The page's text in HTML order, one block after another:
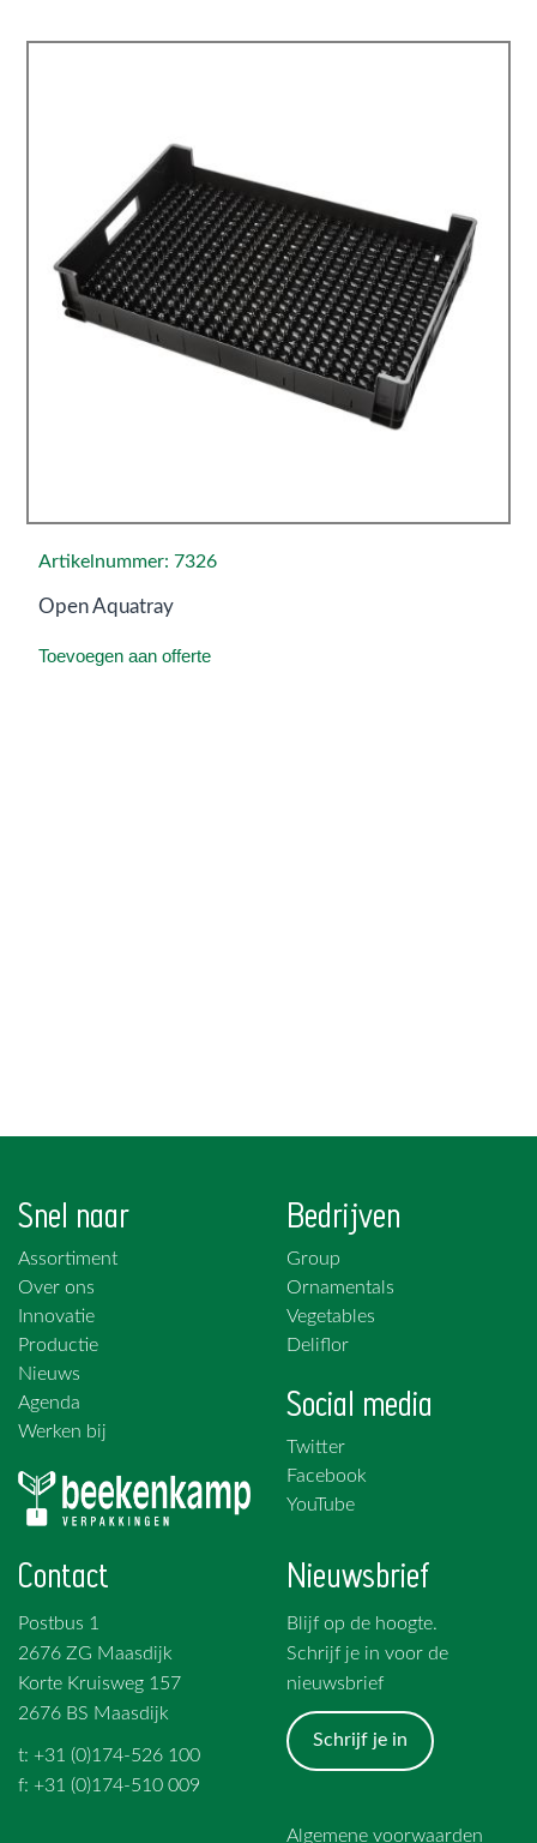
Artikelnummer: 7326
Open Aquatray
Toevoegen aan offerte
Snel naar
Assortiment
Over ons
Innovatie
Productie
Nieuws
Agenda
Werken bij
Bedrijven
Group
Ornamentals
Vegetables
Deliflor
Social media
Twitter
Facebook
YouTube
Contact
Postbus 1
2676 ZG Maasdijk
Korte Kruisweg 157
2676 BS Maasdijk
t: +31 (0)174-526 100
f: +31 (0)174-510 009
Nieuwsbrief
Blijf op de hoogte.
Schrijf je in voor de
nieuwsbrief
Schrijf je in
Algemene voorwaarden